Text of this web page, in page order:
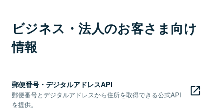
ビジネス・法人のお客さま向け
情報
郵便番号・デジタルアドレスAPI
郵便番号とデジタルアドレスから住所を取得できる公式API
を提供。